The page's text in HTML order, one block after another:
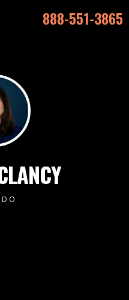
888-551-3865